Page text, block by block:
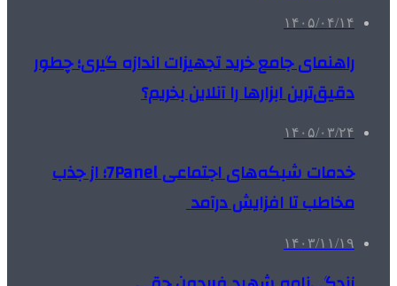
۱۴۰۵/۰۴/۱۴
راهنمای جامع خرید تجهیزات اندازه گیری؛ چطور
دقیق‌ترین ابزارها را آنلاین بخریم؟
۱۴۰۵/۰۳/۲۴
خدمات شبکه‌های اجتماعی 7Panel؛ از جذب
مخاطب تا افزایش درآمد
۱۴۰۳/۱۱/۱۹